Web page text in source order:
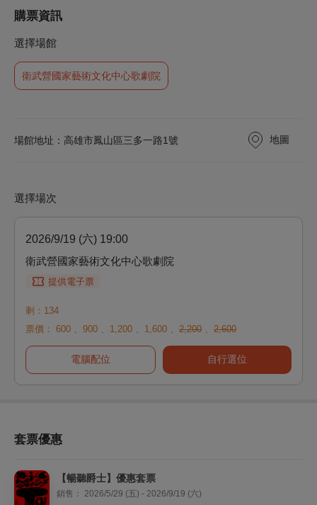
購票資訊
選擇場館
衛武營國家藝術文化中心歌劇院
場館地址：高雄市鳳山區三多一路1號 地圖
選擇場次
2026/9/19 (六) 19:00
衛武營國家藝術文化中心歌劇院
提供電子票
剩：134
票價：
600 、 900 、 1,200 、 1,600 、 2,200 、 2,600
電腦配位 自行選位
套票優惠
【暢聽爵士】優惠套票
銷售： 2026/5/29 (五) - 2026/9/19 (六)